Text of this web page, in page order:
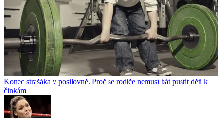
Konec strašáka v posilovně. Proč se rodiče nemusí bát pustit děti k
činkám